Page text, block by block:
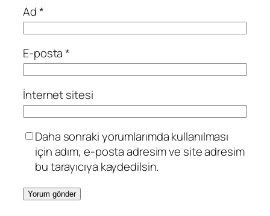
Ad*
E-posta*
İnternet sitesi
Daha sonraki yorumlarımda kullanılması
için adım, e-posta adresim ve site adresim
bu tarayıcıya kaydedilsin.